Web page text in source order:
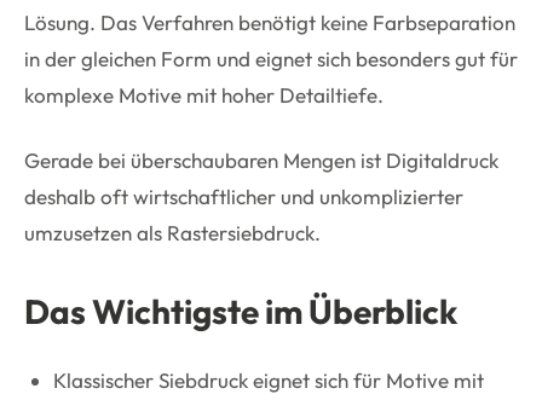
Lösung. Das Verfahren benötigt keine Farbseparation
in der gleichen Form und eignet sich besonders gut für
komplexe Motive mit hoher Detailtiefe.
Gerade bei überschaubaren Mengen ist Digitaldruck
deshalb oft wirtschaftlicher und unkomplizierter
umzusetzen als Rastersiebdruck.
Das Wichtigste im Überblick
Klassischer Siebdruck eignet sich für Motive mit